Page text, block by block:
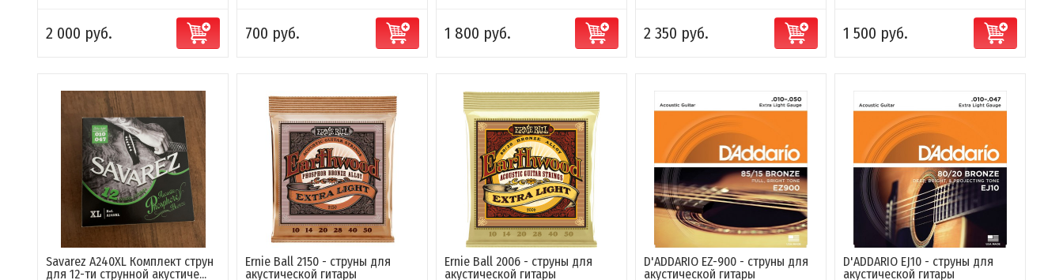
2 000 руб. 700 руб. 1 800 руб. 2 350 руб. 1 500 руб.
Savarez A240XL Комплект струн
для 12-ти струнной акустиче...
Ernie Ball 2150 - струны для
акустической гитары
Ernie Ball 2006 - струны для
акустической гитары
D'ADDARIO EZ-900 - струны для
акустической гитары
D'ADDARIO EJ10 - струны для
акустической гитары